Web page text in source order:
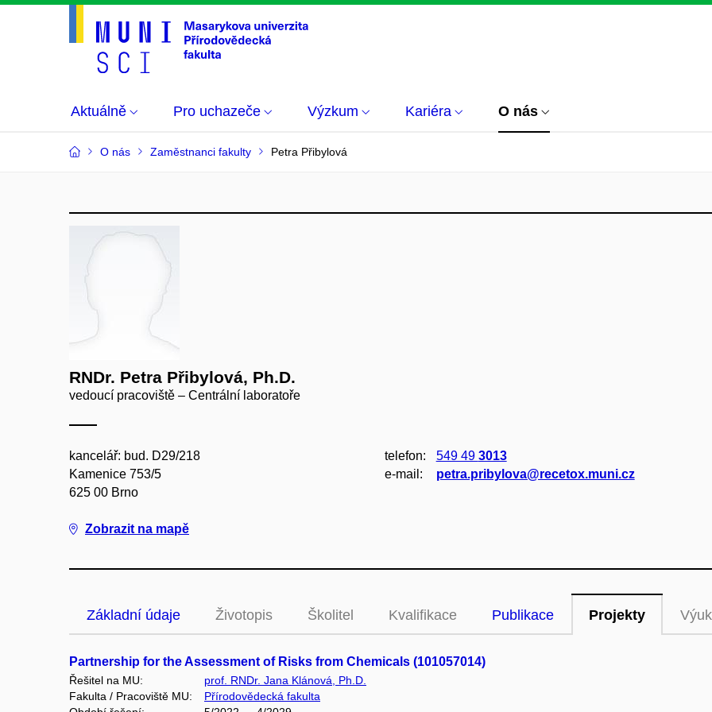
Aktuálně Pro uchazeče Výzkum Kariéra O nás
O nás Zaměstnanci fakulty Petra Přibylová
RNDr. Petra Přibylová, Ph.D.
vedoucí pracoviště – Centrální laboratoře
kancelář: bud. D29/218
Kamenice 753/5
625 00 Brno
Zobrazit na mapě
telefon: 549 49 3013
e‑mail:
petra.pribylova@recetox.muni.cz
Základní údaje Životopis Školitel Kvalifikace Publikace Projekty
Partnership for the Assessment of Risks from Chemicals (101057014)
Řešitel na MU:
prof. RNDr. Jana Klánová, Ph.D.
Fakulta / Pracoviště MU:
Přírodovědecká fakulta